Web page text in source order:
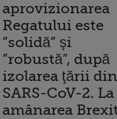
aprovizionarea
Regatului este
”solidă” şi
”robustă”, după
izolarea ţării
SARS-CoV-2.
amânarea